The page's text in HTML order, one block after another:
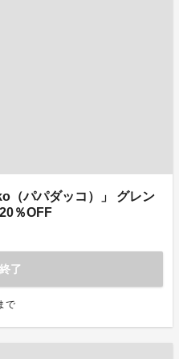
（パパダッコ）」 グレン
％OFF
了
で